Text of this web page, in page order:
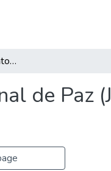
Boletín No. 5. Seguimiento Acuerdo Final de Paz (Jurisdicción Especial para la Paz-JEP-)
de Paz